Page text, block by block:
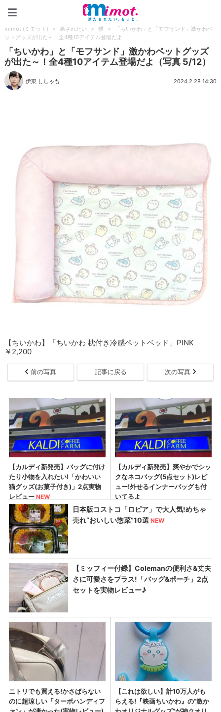
mimot.(ミモット) > 癒されたい > 猫 >
「ちいかわ」と「モフサンド」激かわペ
ットグッズが出た～！全4種10アイテム登場だよ
「ちいかわ」と「モフサンド」激かわペットグッズ
が出た～！全4種10アイテム登場だよ（写真 5/12）
伊東 ししゃも 2024.2.28 14:30
【ちいかわ】「ちいかわ 枕付き冷感ペットベッド」PINK
￥2,200
前の写真 記事に戻る 次の写真